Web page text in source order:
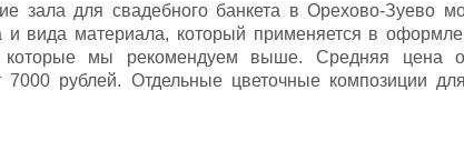
зала для свадебного банкета в Орехово-Зуево
и вида материала, который применяется в
которые мы рекомендуем выше. Средняя цена
7000 рублей. Отдельные цветочные композиции